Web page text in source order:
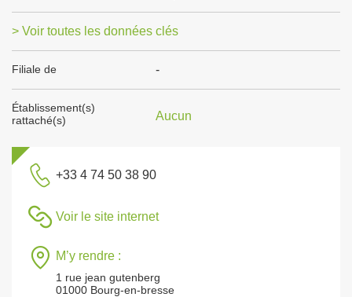
> Voir toutes les données clés
Filiale de -
Établissement(s)
rattaché(s)
Aucun
+33 4 74 50 38 90
Voir le site internet
M’y rendre :
1 rue jean gutenberg
01000 Bourg-en-bresse